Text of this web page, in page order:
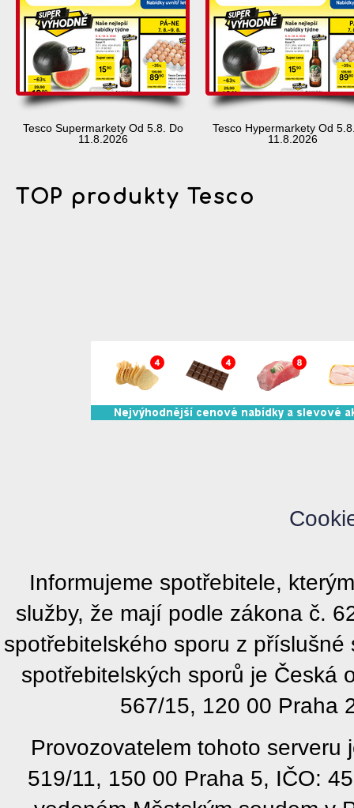
Tesco Supermarkety Od 5.8. Do
11.8.2026
Tesco Hypermarkety Od
11.8.2026
TOP produkty Tesco
Informujeme spotřebitele,
služby, že mají podle zákona č.
spotřebitelského sporu z
spotřebitelských sporů je Česká
567/15, 120 00 Praha
Provozovatelem tohoto
519/11, 150 00 Praha 5, IČO: